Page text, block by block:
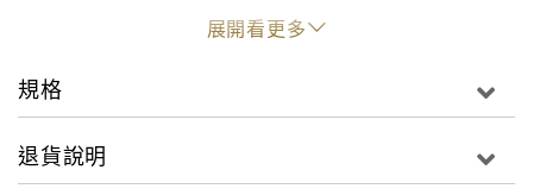
"reformacional" porque alude a la Reforma
protestante, la que descubri con frescura la ense
anza b blica concerniente a la profundidad y al
alcance del pecado y de la redenci n. El deseo de
hacerlo coloc ndola al lado de la tradici n, es el
展開看更多
規格
退貨說明